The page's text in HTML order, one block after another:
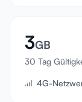
3GB
30 Tag
4G-